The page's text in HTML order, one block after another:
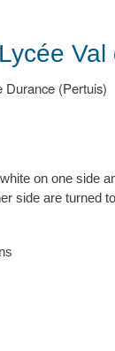
Durance (Pertuis)
on one side
side are turned